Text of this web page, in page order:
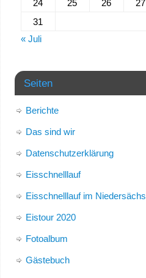
24
25 26 27
31
« Juli
Seiten
Berichte
Das sind wir
Datenschutzerklärung
Eisschnelllauf
Eisschnelllauf im
Eistour 2020
Fotoalbum
Gästebuch